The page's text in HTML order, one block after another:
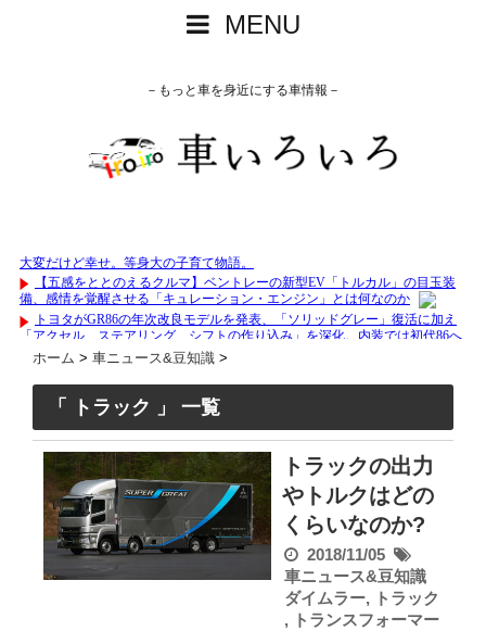
MENU
－もっと車を身近にする車情報－
ホーム > 車ニュース&豆知識 >
「 トラック 」 一覧
トラックの出力
やトルクはどの
くらいなのか?
2018/11/05
車ニュース&豆知識
ダイムラー, トラック
, トランスフォーマー